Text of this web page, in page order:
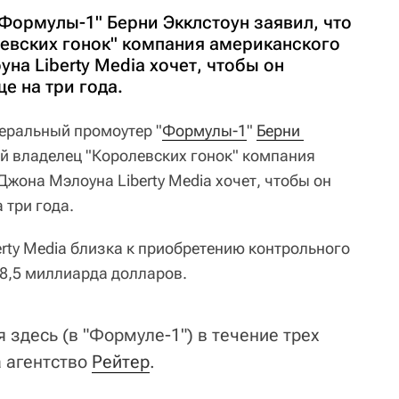
1" Берни Экклстоун заявил, что
гонок" компания американского
Liberty Media хочет, чтобы он
на три года.
промоутер "Формулы-1" Берни
владелец "Королевских гонок" компания
Мэлоуна Liberty Media хочет, чтобы он
три года.
Media близка к приобретению контрольного
миллиарда долларов.
здесь (в "Формуле-1") в течение трех
Рейтер.